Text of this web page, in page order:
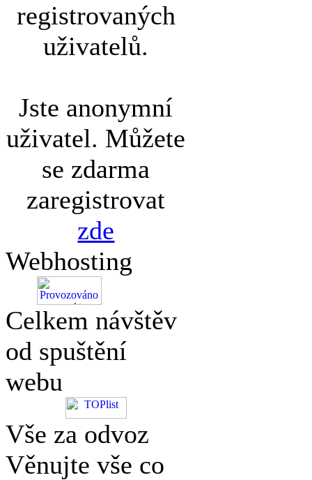
registrovaných
uživatelů.
Jste anonymní
uživatel. Můžete
se zdarma
zaregistrovat
zde
Webhosting
Celkem návštěv
od spuštění
webu
Vše za odvoz
Věnujte vše co